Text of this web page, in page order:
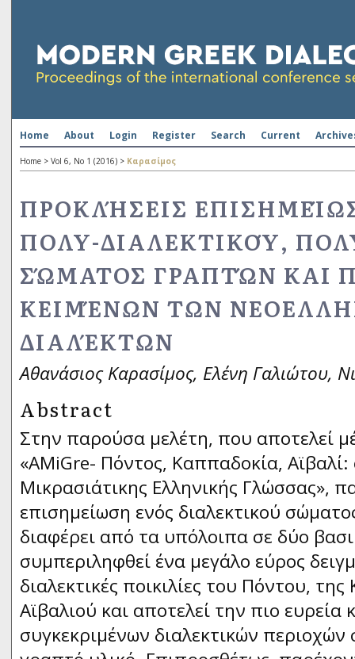
Home About Login Register Search Current
Home > Vol 6, No 1 (2016) > Καρασίμος
ΠΡΟΚΛΉΣΕΙΣ
ΠΟΛΥ-ΔΙΑΛΕΚΤΙΚΟΎ,
ΣΏΜΑΤΟΣ ΓΡΑΠΤΏΝ ΚΑΙ
ΚΕΙΜΈΝΩΝ ΤΩΝ
ΔΙΑΛΈΚΤΩΝ
Αθανάσιος Καρασίμος, Ελένη Γαλιώτου,
Abstract
Στην παρούσα μελέτη, που αποτελεί
«AMiGre- Πόντος, Καππαδοκία,
Μικρασιάτικης Ελληνικής Γλώσσας»,
επισημείωση ενός διαλεκτικού
διαφέρει από τα υπόλοιπα σε δύο
συμπεριληφθεί ένα μεγάλο εύρος
διαλεκτικές ποικιλίες του Πόντου,
Αϊβαλιού και αποτελεί την πιο
συγκεκριμένων διαλεκτικών